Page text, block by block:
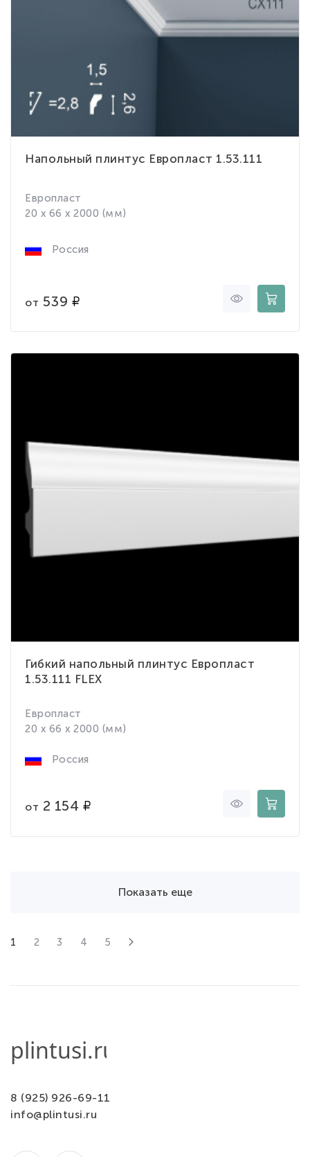
Напольный плинтус Европласт 1.53.111
Европласт
20 x 66 x 2000 (мм)
Россия
от 539
Гибкий напольный плинтус Европласт
1.53.111 FLEX
Европласт
20 x 66 x 2000 (мм)
Россия
от 2 154
Показать еще
1 2 3 4 5
8 (925) 926-69-11
info@plintusi.ru